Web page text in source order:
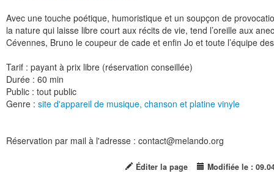
Avec une touche poétique, humoristique et un soupçon de
la nature qui laisse libre court aux récits de vie, tend l’oreille aux
Cévennes, Bruno le coupeur de cade et enfin Jo et toute l’équipe
Tarif : payant à prix libre (réservation conseillée)
Durée : 60 min
Public : tout public
Genre : site d'appareil de musique, chanson et platine vinyle
Réservation par mail à l'adresse : contact@melando.org
Éditer la page Modifiée le :